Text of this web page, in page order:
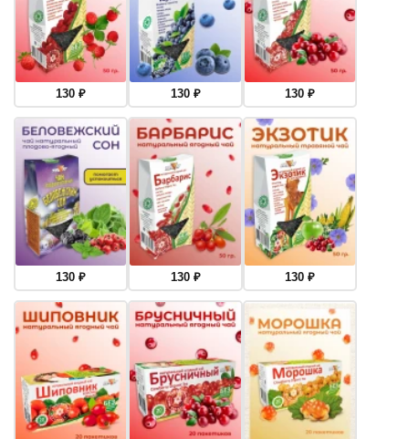
130₽ 130 ₽ 130 ₽
130₽ 130 ₽ 130 ₽